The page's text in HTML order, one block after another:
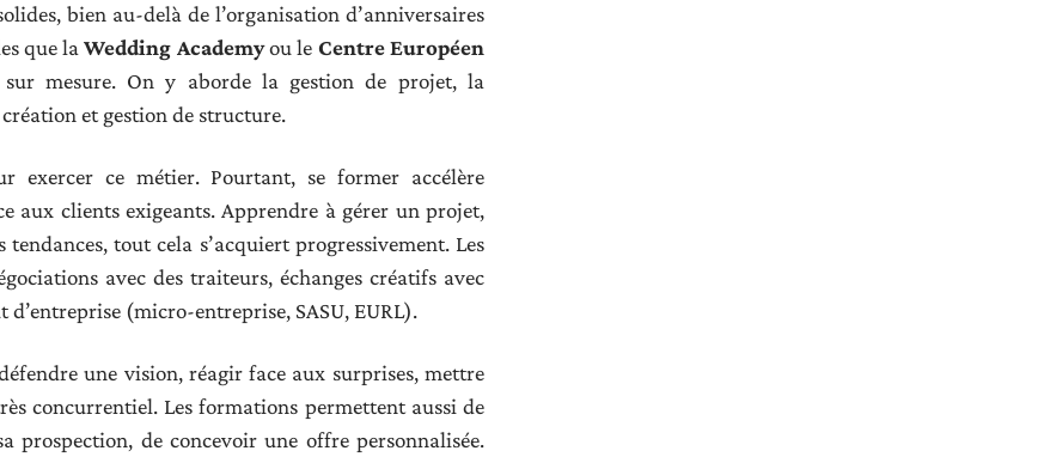
bien au-delà de l’organisation d’anniversaires
que laWedding Academyou le Centre Européen
mesure. On y aborde la gestion de projet, la
et gestion de structure.
exercer ce métier. Pourtant, se former accélère
aux clients exigeants. Apprendre à gérer un projet,
tout cela s’acquiert progressivement. Les
avec des traiteurs, échanges créatifs avec
(micro-entreprise, SASU, EURL).
une vision, réagir face aux surprises, mettre
concurrentiel. Les formations permettent aussi de
prospection, de concevoir une offre personnalisée.